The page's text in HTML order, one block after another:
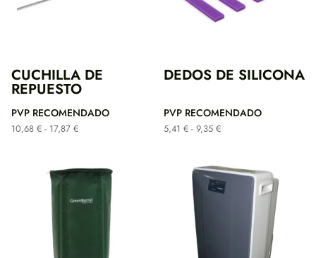
CUCHILLA DE
REPUESTO
PVP RECOMENDADO
10,68 € - 17,87 €Rango
desde
10,68 €
17,87 €
DEDOS DE SILICONA
PVP RECOMENDADO
5,41 € - 9,35 €Rango
desde
5,41 €
hasta